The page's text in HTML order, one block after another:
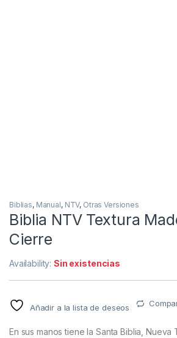
Biblias, Manual, NTV, Otras Versiones
Biblia NTV Textura
Cierre
Availability:Sin existencias
Añadir a la lista de deseos
En sus manos tiene la Santa Biblia,